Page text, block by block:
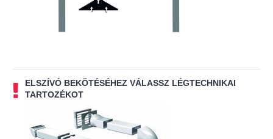
ELSZÍVÓ BEKÖTÉSÉHEZ VÁLASSZ LÉGTECHNIKAI
TARTOZÉKOT